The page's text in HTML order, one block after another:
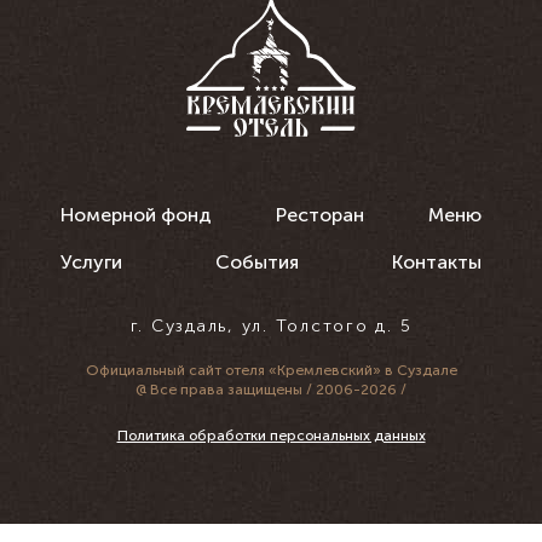
Номерной фонд Ресторан Меню
Услуги События Контакты
г. Суздаль, ул. Толстого д. 5
Официальный сайтотеля «Кремлевский» в Суздале
@ Все права защищены / 2006-2026 /
Политика обработки персональных данных